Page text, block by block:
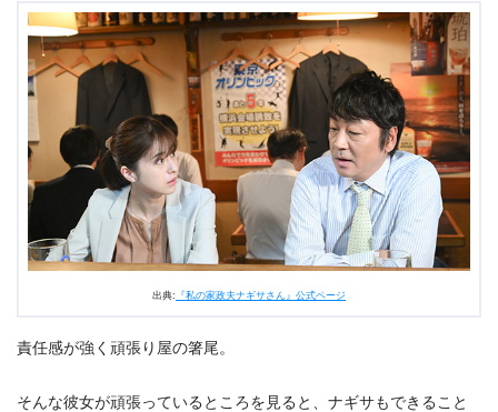
出典: 『私の家政夫ナギサさん』公式ページ
責任感が強く頑張り屋の箸尾。
そんな彼女が頑張っているところを見ると、ナギサもできること